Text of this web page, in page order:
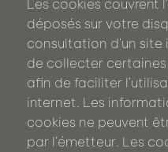
Les cookies couvrent
déposés sur votre
consultation d’un
de collecter
afin de faciliter
internet. Les
cookies ne peuvent
par l’émetteur. Les